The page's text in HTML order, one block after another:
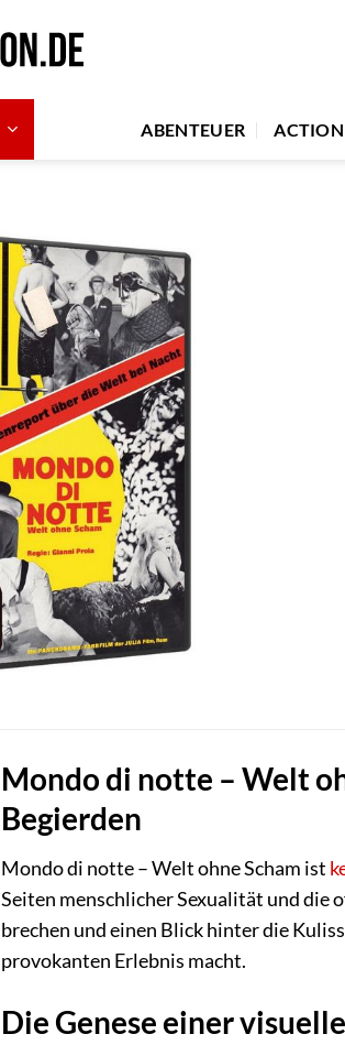
ABENTEUER ACTION
Mondo di notte – Welt
Begierden
Mondo di notte – Welt ohne Scham ist
Seiten menschlicher Sexualität und die
brechen und einen Blick hinter die
provokanten Erlebnis macht.
Die Genese einer